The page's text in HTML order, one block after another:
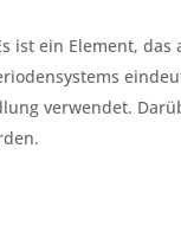
ist ein Element,
verwendet.